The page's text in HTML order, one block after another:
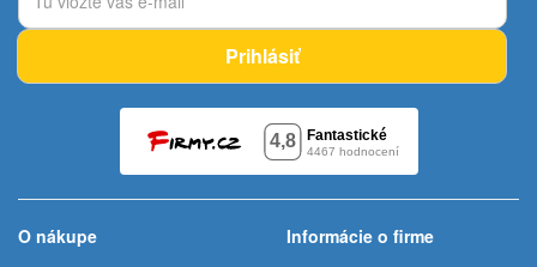
Prihlásiť
O nákupe
Informácie o firme